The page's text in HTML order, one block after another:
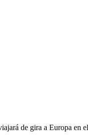
de gira a Europa en